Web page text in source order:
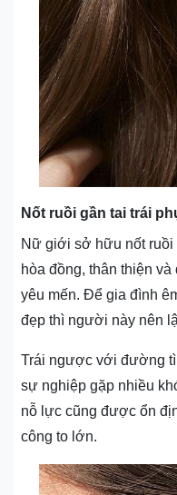
Nốt ruồi gần tai trái
Nữ giới sở hữu nốt ruồi
hòa đồng, thân thiện
yêu mến. Để gia đình
đẹp thì người này nên
Trái ngược với đường
sự nghiệp gặp nhiều
nỗ lực cũng được ổn
công to lớn.